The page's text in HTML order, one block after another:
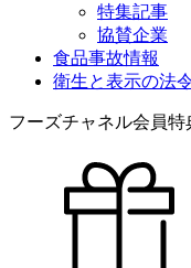
特集記事
協賛企業
食品事故情報
衛生と表示の法
フーズチャネル会員特